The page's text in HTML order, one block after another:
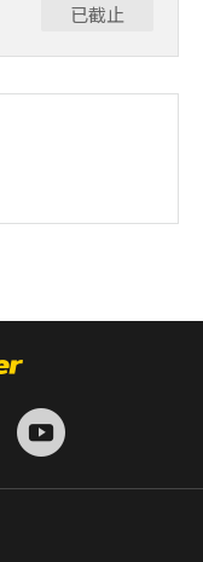
已截止